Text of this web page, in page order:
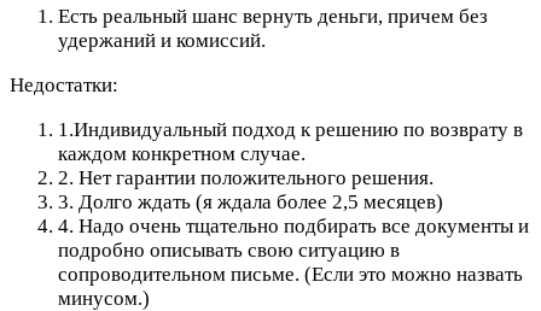
Есть реальный шанс вернуть деньги, причем без
удержаний и комиссий.
Недостатки:
1.Индивидуальный подход к решению по возврату в
каждом конкретном случае.
2. Нет гарантии положительного решения.
3. Долго ждать (я ждала более 2,5 месяцев)
4. Надо очень тщательно подбирать все документы и
подробно описывать свою ситуацию в
сопроводительном письме. (Если это можно назвать
минусом.)